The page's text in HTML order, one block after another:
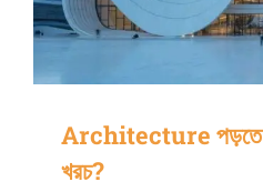
Architecture পড়তে
খরচ?